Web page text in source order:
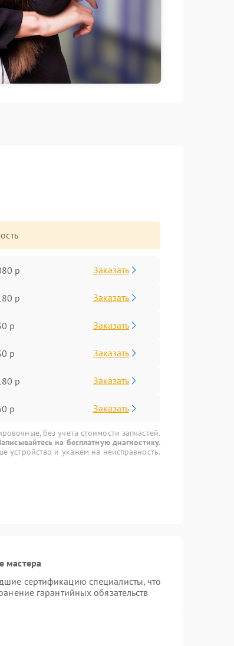
р Заказать
р Заказать
р Заказать
р Заказать
р Заказать
р Заказать
без учета стоимости запчастей.
на бесплатную диагностику.
устройство и укажем на неисправность.
мастера
сертификацию специалисты, что
гарантийных обязательств